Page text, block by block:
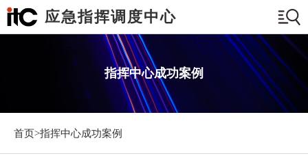
应急指挥调度中心
指挥中心成功案例
首页>指挥中心成功案例